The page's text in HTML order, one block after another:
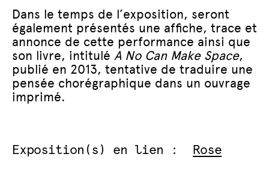
Dans le temps de l’exposition, seront
également présentés une affiche, trace et
annonce de cette performance ainsi que
son livre, intitulé A No Can Make Space,
publié en 2013, tentative de traduire une
pensée chorégraphique dans un ouvrage
imprimé.
Exposition(s) en lien : Rose